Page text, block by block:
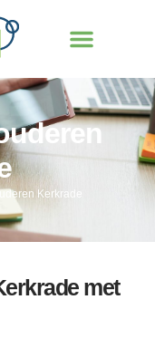
Kerkrade
met